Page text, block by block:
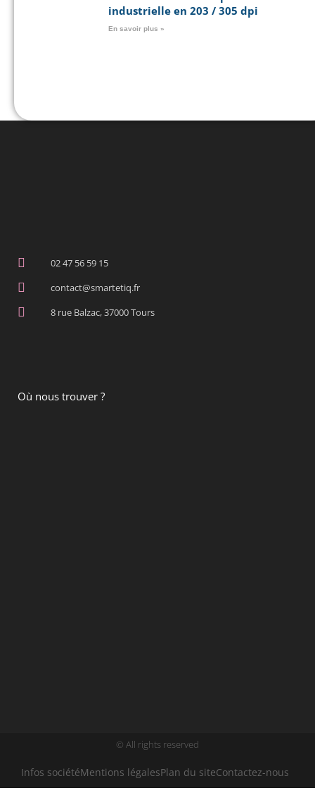
industrielle en 203 / 305 dpi
En savoir plus »
02 47 56 59 15
contact@smartetiq.fr
8 rue Balzac, 37000 Tours
Où nous trouver ?
© All rights reserved
Infos sociétéMentions légalesPlan du siteContactez-nous